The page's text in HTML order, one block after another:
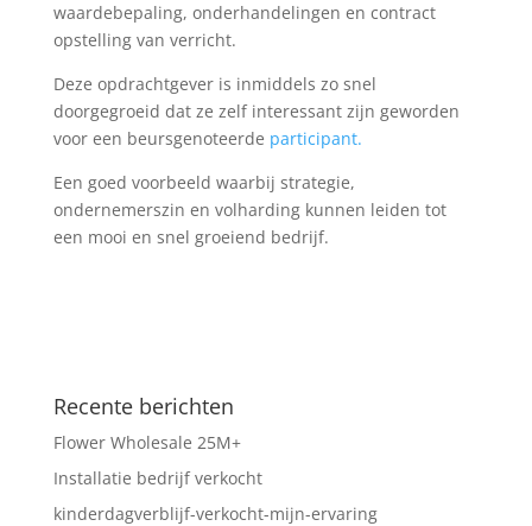
waardebepaling, onderhandelingen en contract
opstelling van verricht.
Deze opdrachtgever is inmiddels zo snel
doorgegroeid dat ze zelf interessant zijn geworden
voor een beursgenoteerde participant.
Een goed voorbeeld waarbij strategie,
ondernemerszin en volharding kunnen leiden tot
een mooi en snel groeiend bedrijf.
Recente berichten
Flower Wholesale 25M+
Installatie bedrijf verkocht
kinderdagverblijf-verkocht-mijn-ervaring